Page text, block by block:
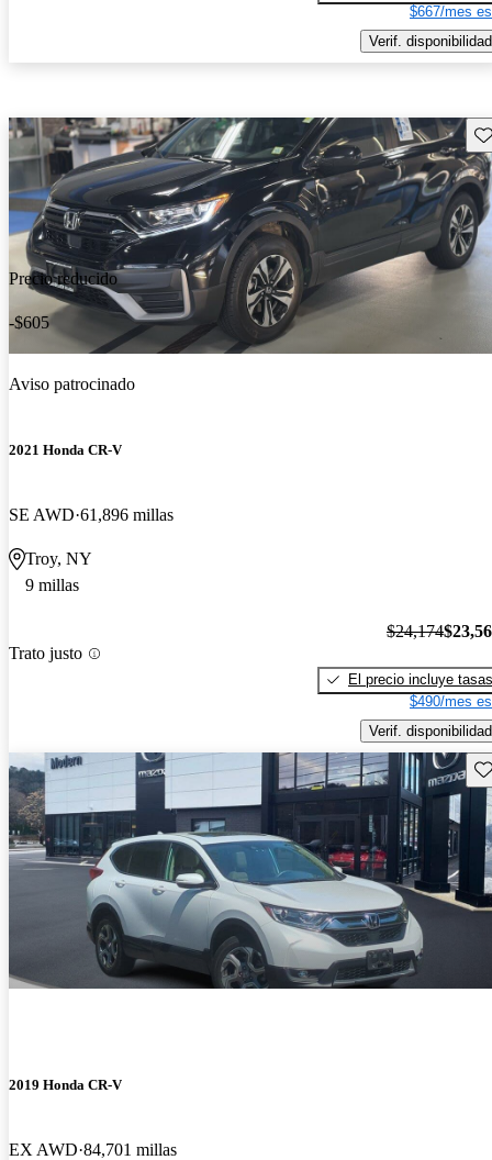
$667/mes
Verif. disponibilidad
Precio reducido
-$605
Aviso patrocinado
2021 Honda CR-V
SE AWD 61,896 millas
Troy, NY
9 millas
Trato justo
$24,174
El precio incluye tasas
$490/mes
Verif. disponibilidad
2019 Honda CR-V
EX AWD 84,701 millas